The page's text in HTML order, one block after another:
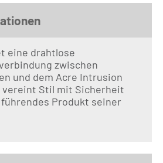
eine drahtlose
zwischen
und dem Acre Intrusion
vereint Stil mit Sicherheit
Produkt seiner